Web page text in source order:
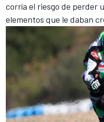
corría el riesgo de perder
elementos que le daban